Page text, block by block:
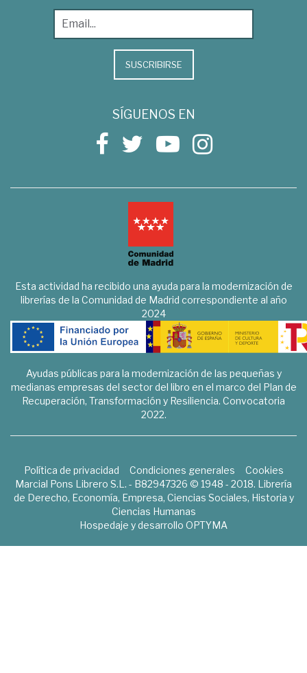
SUSCRIBIRSE
SÍGUENOS EN
Esta actividad ha recibido una ayuda para la modernización de
librerías de la Comunidad de Madrid correspondiente al año
2024
Ayudas públicas para la modernización de las pequeñas y
medianas empresas del sector del libro en el marco del Plan de
Recuperación, Transformación y Resiliencia. Convocatoria
2022.
Política de privacidad Condiciones generales
Cookies
Marcial Pons Librero S.L. - B82947326 © 1948 - 2018. Librería
de Derecho, Economía, Empresa, Ciencias Sociales, Historia y
Ciencias Humanas
Hospedaje y desarrollo OPTYMA